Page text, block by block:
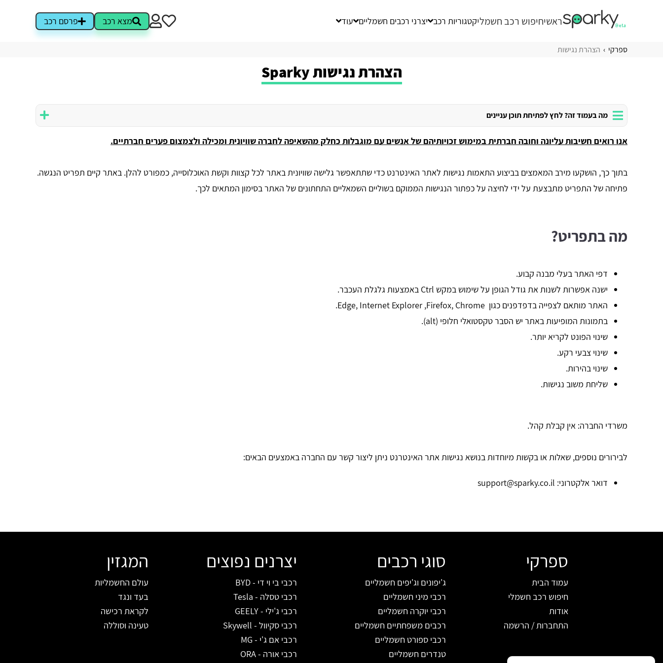
ראשיחיפוש רכב חשמליקטגוריות רכב יצרני רכבים חשמליים עוד מצא רכב פרסם רכב
ספרקי הצהרת נגישות
הצהרת נגישות Sparky
מה בעמוד זה? לחץ לפתיחת תוכן עניינים
אנו רואים חשיבות עליונה וחובה חברתית במימוש זכויותיהם של אנשים עם מוגבלות כחלק מהשאיפה לחברה שוויונית ומכילה ולצמצום פערים חברתיים.
בתוך כך, הושקעו מירב המאמצים בביצוע התאמות נגישות לאתר האינטרנט כדי שתתאפשר גלישה שוויונית באתר לכל קצוות וקשת האוכלוסייה, כמפורט להלן. ​באתר קיים תפריט הנגשה.
פתיחה של התפריט מתבצעת על ידי לחיצה על כפתור הנגישות הממוקם בשוליים השמאליים התחתונים של האתר בסימון המתאים לכך.
מה בתפריט?
דפי האתר בעלי מבנה קבוע.
ישנה אפשרות לשנות את גודל הגופן על שימוש במקש Ctrl באמצעות גלגלת העכבר.
האתר מותאם לצפייה בדפדפנים כגון Firefox, Chrome,‏ Edge, Internet Explorer.
בתמונות המופיעות באתר יש הסבר טקסטואלי חלופי (alt).
שינוי הפונט לקריא יותר.
שינוי צבעי רקע.
שינוי בהירות.
שליחת משוב נגישות.
משרדי החברה: אין קבלת קהל.
לבירורים נוספים, שאלות או בקשות מיוחדות בנושא נגישות אתר האינטרנט ניתן ליצור קשר עם החברה באמצעים הבאים:
דואר אלקטרוני: support@sparky.co.il‏
ספרקי
עמוד הבית
חיפוש רכב חשמלי
אודות
התחברות / הרשמה
סוגי רכבים
ג'יפונים וג'יפים חשמליים
רכבי מיני חשמליים
רכבי יוקרה חשמליים
רכבים משפחתיים חשמליים
רכבי ספורט חשמליים
טנדרים חשמליים
יצרנים נפוצים
רכבי בי וי די - BYD
רכבי טסלה - Tesla
רכבי ג'ילי - GEELY
רכבי סקיוול - Skywell
רכבי אם ג'י - MG
רכבי אורה - ORA
המגזין
עולם החשמליות
בעד ונגד
לקראת רכישה
טעינה וסוללה